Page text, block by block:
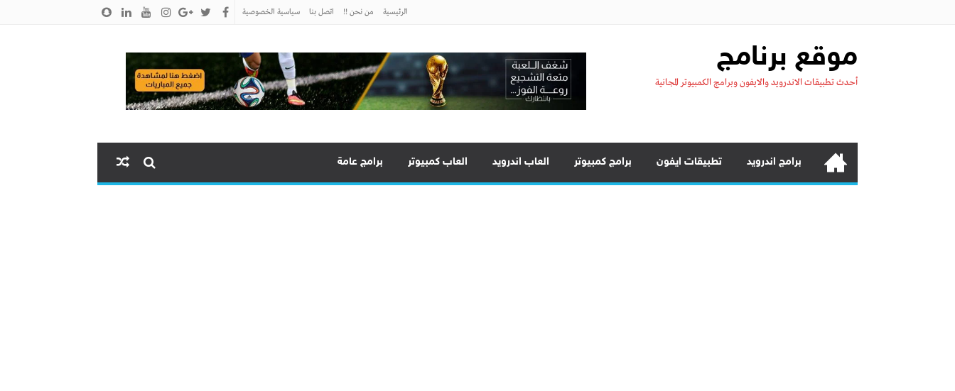
الرئيسية من نحن !! اتصل بنا سياسية الخصوصية
موقع برنامج
أحدث تطبيقات الاندرويد والايفون وبرامج الكمبيوتر المجانية
برامج اندرويد تطبيقات ايفون برامج كمبيوتر العاب اندرويد العاب كمبيوتر برامج عامة